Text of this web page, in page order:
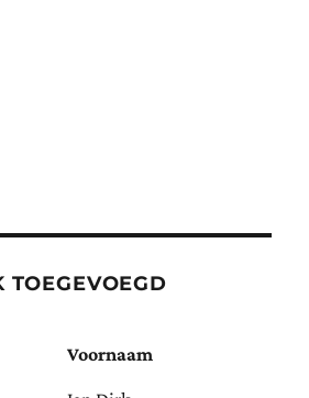
TOEGEVOEGD
Voornaam